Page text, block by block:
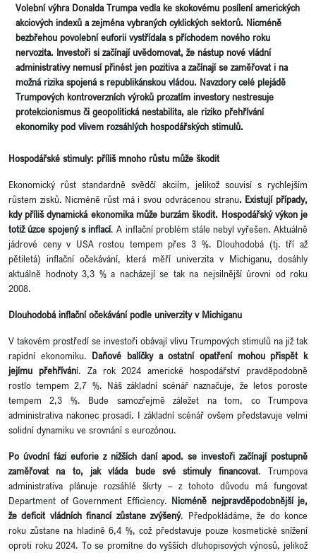
Volební výhra Donalda Trumpa vedla ke skokovému posílení amerických
akciových indexů a zejména vybraných cyklických sektorů. Nicméně
bezbřehou povolební euforii vystřídala s příchodem nového roku
nervozita. Investoři si začínají uvědomovat, že nástup nové vládní
administrativy nemusí přinést jen pozitiva a začínají se zaměřovat i na
možná rizika spojená s republikánskou vládou. Navzdory celé plejádě
Trumpových kontroverzních výroků prozatím investory nestresuje
protekcionismus či geopolitická nestabilita, ale riziko přehřívání
ekonomiky pod vlivem rozsáhlých hospodářských stimulů.
Hospodářské stimuly: příliš mnoho růstu může škodit
Ekonomický růst standardně svědčí akciím, jelikož souvisí s rychlejším
růstem zisků. Nicméně růst má i svou odvrácenou stranu. Existují případy,
kdy příliš dynamická ekonomika může burzám škodit. Hospodářský výkon je
totiž úzce spojený s inflací. A inflační problém stále nebyl vyřešen. Aktuálně
jádrové ceny v USA rostou tempem přes 3 %. Dlouhodobá (tj. tří až
pětiletá) inflační očekávání, která měří univerzita v Michiganu, dosáhly
aktuálně hodnoty 3,3 % a nacházejí se tak na nejsilnější úrovni od roku
2008.
Dlouhodobá inflační očekávání podle univerzity v Michiganu
V takovém prostředí se investoři obávají vlivu Trumpových stimulů na již tak
rapidní ekonomiku. Daňové balíčky a ostatní opatření mohou přispět k
jejímu přehřívání. Za rok 2024 americké hospodářství pravděpodobně
rostlo tempem 2,7 %. Náš základní scénář naznačuje, že letos poroste
tempem 2,3 %. Bude samozřejmě záležet na tom, co Trumpova
administrativa nakonec prosadí. I základní scénář ovšem představuje velmi
solidní dynamiku ve srovnání s eurozónou.
Po úvodní fázi euforie z nižších daní apod. se investoři začínají postupně
zaměřovat na to, jak vláda bude své stimuly financovat. Trumpova
administrativa plánuje rozsáhlé škrty – z tohoto důvodu má fungovat
Department of Government Efficiency. Nicméně nejpravděpodobnější je,
že deficit vládních financí zůstane zvýšený. Předpokládáme, že do konce
roku zůstane na hladině 6,4 %, což představuje pouze kosmetické snížení
oproti roku 2024. To se promítne do vyšších dluhopisových výnosů, jelikož